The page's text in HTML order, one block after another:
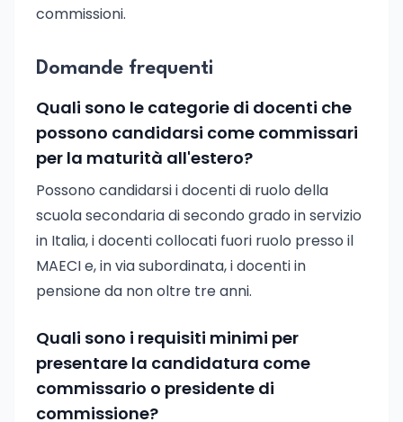
commissioni.
Domande frequenti
Quali sono le categorie di docenti che
possono candidarsi come commissari
per la maturità all'estero?
Possono candidarsi i docenti di ruolo della
scuola secondaria di secondo grado in servizio
in Italia, i docenti collocati fuori ruolo presso il
MAECI e, in via subordinata, i docenti in
pensione da non oltre tre anni.
Quali sono i requisiti minimi per
presentare la candidatura come
commissario o presidente di
commissione?